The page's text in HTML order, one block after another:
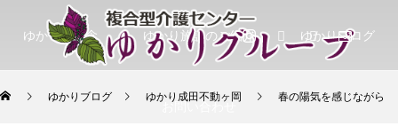
ゆかりの理念 ゆかり施設のご紹介 ゆかりブログ
お問い合わせ
ゆかりブログ ゆかり成田不動ヶ岡 春の陽気を感じながら